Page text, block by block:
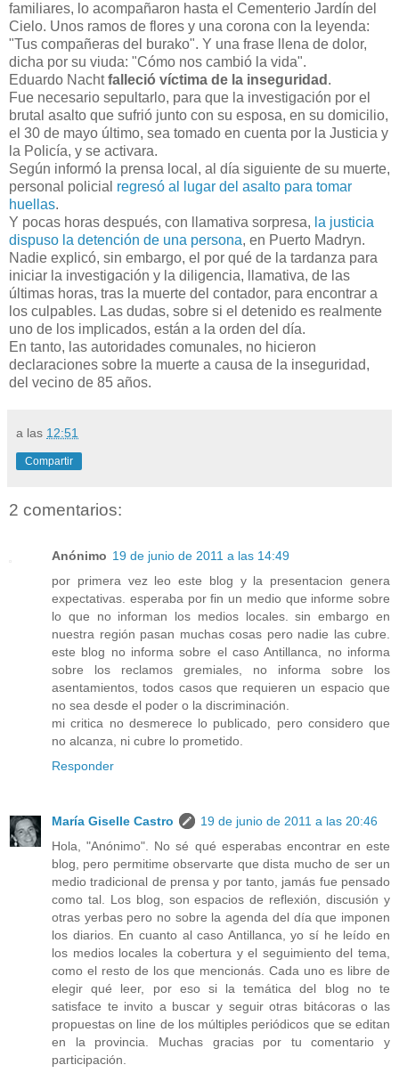
familiares, lo acompañaron hasta el Cementerio Jardín del
Cielo. Unos ramos de flores y una corona con la leyenda:
"Tus compañeras del burako". Y una frase llena de dolor,
dicha por su viuda: "Cómo nos cambió la vida".
Eduardo Nachtfalleció víctima de la inseguridad .
Fue necesario sepultarlo, para que la investigación por el
brutal asalto que sufrió junto con su esposa, en su domicilio,
el 30 de mayo último, sea tomado en cuenta por la Justicia y
la Policía, y se activara.
Según informó la prensa local, al día siguiente de su muerte,
personal policial regresó al lugar del asalto para tomar
huellas.
Y pocas horas después, con llamativa sorpresa, la justicia
dispuso la detención de una persona, en Puerto Madryn.
Nadie explicó, sin embargo, el por qué de la tardanza para
iniciar la investigación y la diligencia, llamativa, de las
últimas horas, tras la muerte del contador, para encontrar a
los culpables. Las dudas, sobre si el detenido es realmente
uno de los implicados, están a la orden del día.
En tanto, las autoridades comunales, no hicieron
declaraciones sobre la muerte a causa de la inseguridad,
del vecino de 85 años.
a las 12:51
Compartir
2 comentarios:
Anónimo 19 de junio de 2011 a las 14:49
por primera vez leo este blog y la presentacion genera
expectativas. esperaba por fin un medio que informe sobre
lo que no informan los medios locales. sin embargo en
nuestra región pasan muchas cosas pero nadie las cubre.
este blog no informa sobre el caso Antillanca, no informa
sobre los reclamos gremiales, no informa sobre los
asentamientos, todos casos que requieren un espacio que
no sea desde el poder o la discriminación.
mi critica no desmerece lo publicado, pero considero que
no alcanza, ni cubre lo prometido.
Responder
María Giselle Castro
19 de junio de 2011 a las 20:46
Hola, "Anónimo". No sé qué esperabas encontrar en este
blog, pero permitime observarte que dista mucho de ser un
medio tradicional de prensa y por tanto, jamás fue pensado
como tal. Los blog, son espacios de reflexión, discusión y
otras yerbas pero no sobre la agenda del día que imponen
los diarios. En cuanto al caso Antillanca, yo sí he leído en
los medios locales la cobertura y el seguimiento del tema,
como el resto de los que mencionás. Cada uno es libre de
elegir qué leer, por eso si la temática del blog no te
satisface te invito a buscar y seguir otras bitácoras o las
propuestas on line de los múltiples periódicos que se editan
en la provincia. Muchas gracias por tu comentario y
participación.